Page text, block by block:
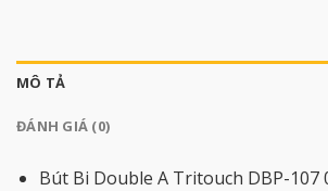
MÔ TẢ
ĐÁNH GIÁ (0)
Bút Bi Double A Tritouch DBP-107